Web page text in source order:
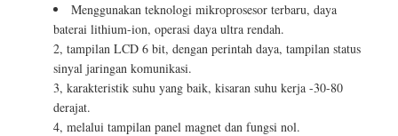
Menggunakan teknologi mikroprosesor terbaru, daya
baterai lithium-ion, operasi daya ultra rendah.
2, tampilan LCD 6 bit, dengan perintah daya, tampilan status
sinyal jaringan komunikasi.
3, karakteristik suhu yang baik, kisaran suhu kerja -30-80
derajat.
4, melalui tampilan panel magnet dan fungsi nol.